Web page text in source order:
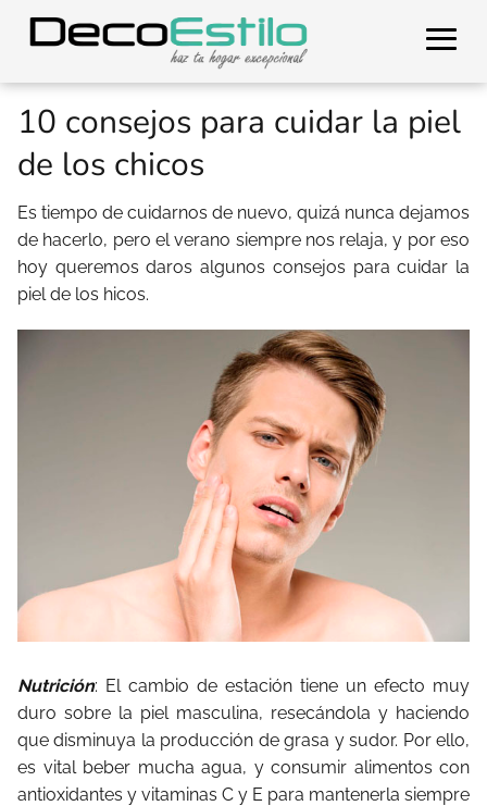
10 consejos para cuidar la piel
de los chicos
Es tiempo de cuidarnos de nuevo, quizá nunca dejamos
de hacerlo, pero el verano siempre nos relaja, y por eso
hoy queremos daros algunos consejos para cuidar la
piel de los hicos.
Nutrición: El cambio de estación tiene un efecto muy
duro sobre la piel masculina, resecándola y haciendo
que disminuya la producción de grasa y sudor. Por ello,
es vital beber mucha agua, y consumir alimentos con
antioxidantes y vitaminas C y E para mantenerla siempre